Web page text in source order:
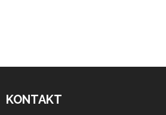
KONTAKT